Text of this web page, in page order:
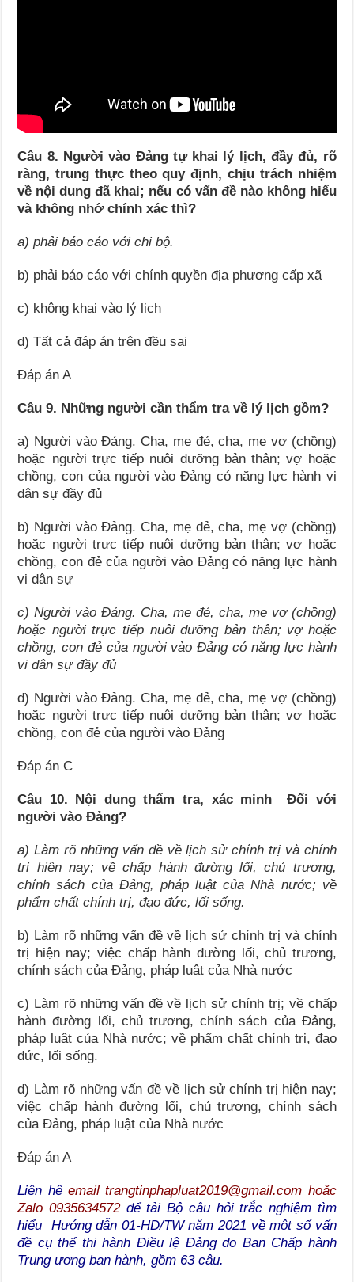
Câu 8. Người vào Đảng tự khai lý lịch, đầy đủ, rõ
ràng, trung thực theo quy định, chịu trách nhiệm
về nội dung đã khai; nếu có vấn đề nào không hiểu
và không nhớ chính xác thì?
a)phải báo cáo với chi bộ.
b) phải báo cáo với chính quyền địa phương cấp xã
c) không khai vào lý lịch
d) Tất cả đáp án trên đều sai
Đáp án A
Câu 9. Những người cần thẩm tra về lý lịch gồm?
a) Người vào Đảng. Cha, mẹ đẻ, cha, mẹ vợ (chồng)
hoặc người trực tiếp nuôi dưỡng bản thân; vợ hoặc
chồng, con của người vào Đảng có năng lực hành vi
dân sự đầy đủ
b) Người vào Đảng. Cha, mẹ đẻ, cha, mẹ vợ (chồng)
hoặc người trực tiếp nuôi dưỡng bản thân; vợ hoặc
chồng, con đẻ của người vào Đảng có năng lực hành
vi dân sự
c)Người vào Đảng. Cha, mẹ đẻ, cha, mẹ vợ (chồng)
hoặc người trực tiếp nuôi dưỡng bản thân; vợ hoặc
chồng, con đẻ của người vào Đảng có năng lực hành
vi dân sự đầy đủ
d) Người vào Đảng. Cha, mẹ đẻ, cha, mẹ vợ (chồng)
hoặc người trực tiếp nuôi dưỡng bản thân; vợ hoặc
chồng, con đẻ của người vào Đảng
Đáp án C
Câu 10. Nội dung thẩm tra, xác minh
Đối với
người vào Đảng?
a)Làm rõ những vấn đề về lịch sử chính trị và chính
trị hiện nay; về chấp hành đường lối, chủ trương,
chính sách của Đảng, pháp luật của Nhà nước; về
phẩm chất chính trị, đạo đức, lối sống.
b) Làm rõ những vấn đề về lịch sử chính trị và chính
trị hiện nay; việc chấp hành đường lối, chủ trương,
chính sách của Đảng, pháp luật của Nhà nước
c) Làm rõ những vấn đề về lịch sử chính trị; về chấp
hành đường lối, chủ trương, chính sách của Đảng,
pháp luật của Nhà nước; về phẩm chất chính trị, đạo
đức, lối sống.
d) Làm rõ những vấn đề về lịch sử chính trị hiện nay;
việc chấp hành đường lối, chủ trương, chính sách
của Đảng, pháp luật của Nhà nước
Đáp án A
Liên hệ email trangtinphapluat2019@gmail.com hoặc
Zalo 0935634572để tải Bộ câu hỏi trắc nghiệm tìm
hiểu Hướng dẫn 01-HD/TW năm 2021 về một số vấn
đề cụ thể thi hành Điều lệ Đảng do Ban Chấp hành
Trung ương ban hành, gồm 63 câu.